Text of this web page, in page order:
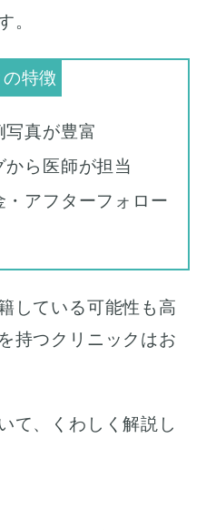
。
写真が豊富
から医師が担当
・アフターフォロー
している可能性も高
持つクリニックはお
て、くわしく解説し